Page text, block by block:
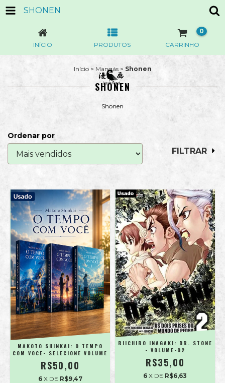
SHONEN
INÍCIO PRODUTOS CARRINHO
0
Início > Mangás > Shonen
SHONEN
Shonen
Ordenar por
FILTRAR
MAKOTO SHINKAI: O TEMPO
COM VOCE- SELECIONE VOLUME
R$50,00
6 X DE R$9,47
RIICHIRO INAGAKI: DR. STONE
- VOLUME-02
R$35,00
6 X DE R$6,63